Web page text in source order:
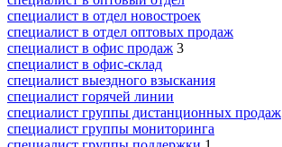
специалист в отдел новостроек
специалист в отдел оптовых продаж
специалист в офис продаж 3
специалист в офис-склад
специалист выездного взыскания
специалист горячей линии
специалист группы дистанционных продаж
специалист группы мониторинга